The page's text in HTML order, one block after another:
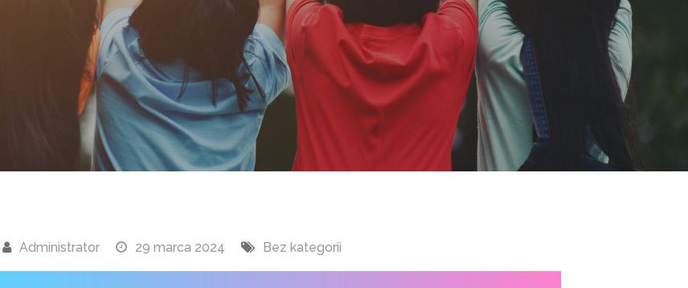
Administrator 29 marca 2024 Bez kategorii